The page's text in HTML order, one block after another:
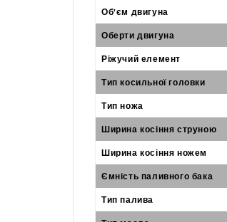
Об'єм двигуна
Оберти двигуна
Ріжучий елемент
Тип косильної головки
Тип ножа
Ширина косіння струною
Ширина косіння ножем
Ємність паливного бака
Тип палива